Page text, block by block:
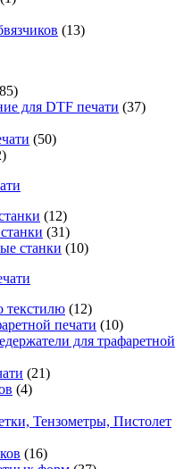
(13)
для DTF печати (37)
(50)
(12)
(31)
станки (10)
текстилю (12)
печати (10)
для трафаретной
(21)
(4)
Тензометры, Пистолет
(16)